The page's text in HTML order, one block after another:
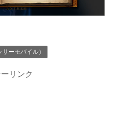
ーモバイル）
リンク